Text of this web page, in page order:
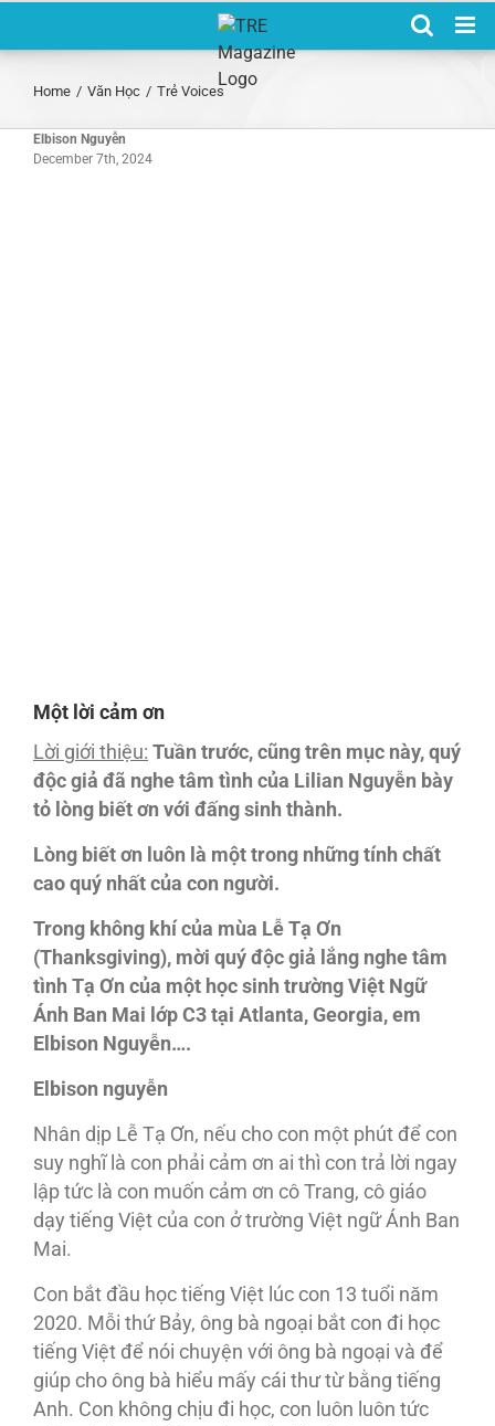
Home / Văn Học / Trẻ Voices
Elbison Nguyễn
December 7th, 2024
Một lời cảm ơn
Lời giới thiệu: Tuần trước, cũng trên mục này, quý
độc giả đã nghe tâm tình của Lilian Nguyễn bày
tỏ lòng biết ơn với đấng sinh thành.
Lòng biết ơn luôn là một trong những tính chất
cao quý nhất của con người.
Trong không khí của mùa Lễ Tạ Ơn
(Thanksgiving), mời quý độc giả lắng nghe tâm
tình Tạ Ơn của một học sinh trường Việt Ngữ
Ánh Ban Mai lớp C3 tại Atlanta, Georgia, em
Elbison Nguyễn….
Elbison nguyễn
Nhân dịp Lễ Tạ Ơn, nếu cho con một phút để con
suy nghĩ là con phải cảm ơn ai thì con trả lời ngay
lập tức là con muốn cảm ơn cô Trang, cô giáo
dạy tiếng Việt của con ở trường Việt ngữ Ánh Ban
Mai.
Con bắt đầu học tiếng Việt lúc con 13 tuổi năm
2020. Mỗi thứ Bảy, ông bà ngoại bắt con đi học
tiếng Việt để nói chuyện với ông bà ngoại và để
giúp cho ông bà hiểu mấy cái thư từ bằng tiếng
Anh. Con không chịu đi học, con luôn luôn tức